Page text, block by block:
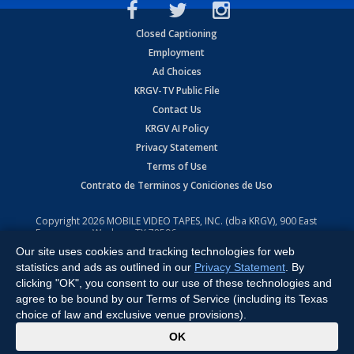
Closed Captioning
Employment
Ad Choices
KRGV-TV Public File
Contact Us
KRGV AI Policy
Privacy Statement
Terms of Use
Contrato de Terminos y Coniciones de Uso
Copyright2026 MOBILE VIDEO TAPES, INC. (dba KRGV), 900 East
Expressway, Weslaco, TX 78596.
All Rights Reserved. Powered by:Ruby Shore Software
Our site uses cookies and tracking technologies for web
statistics and ads as outlined in our Privacy Statement . By
clicking "OK", you consent to our use of these technologies and
agree to be bound by our Terms of Service (including its Texas
choice of law and exclusive venue provisions).
OK